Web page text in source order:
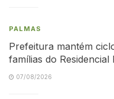
PALMAS
Prefeitura mantém
famílias do
07/08/2026